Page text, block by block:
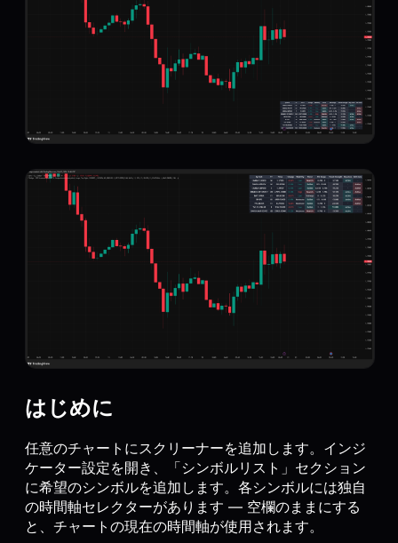
はじめに
任意のチャートにスクリーナーを追加します。インジ
ケーター設定を開き、「シンボルリスト」セクション
に希望のシンボルを追加します。各シンボルには独自
の時間軸セレクターがあります — 空欄のままにする
と、チャートの現在の時間軸が使用されます。